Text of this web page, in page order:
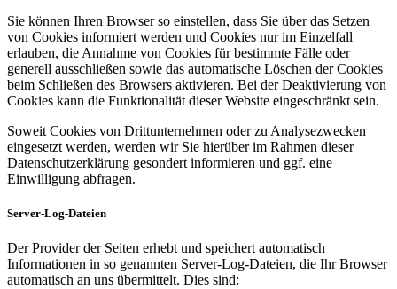
Sie können Ihren Browser so einstellen, dass Sie über das Setzen
von Cookies informiert werden und Cookies nur im Einzelfall
erlauben, die Annahme von Cookies für bestimmte Fälle oder
generell ausschließen sowie das automatische Löschen der Cookies
beim Schließen des Browsers aktivieren. Bei der Deaktivierung von
Cookies kann die Funktionalität dieser Website eingeschränkt sein.
Soweit Cookies von Drittunternehmen oder zu Analysezwecken
eingesetzt werden, werden wir Sie hierüber im Rahmen dieser
Datenschutzerklärung gesondert informieren und ggf. eine
Einwilligung abfragen.
Server-Log-Dateien
Der Provider der Seiten erhebt und speichert automatisch
Informationen in so genannten Server-Log-Dateien, die Ihr Browser
automatisch an uns übermittelt. Dies sind: